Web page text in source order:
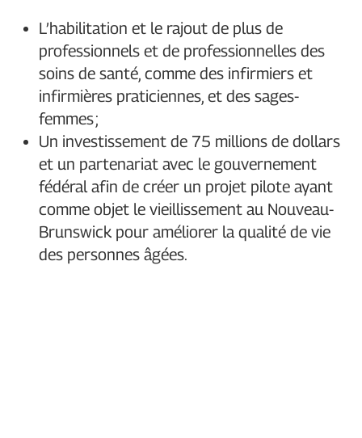
L’habilitation et le rajout de plus de
professionnels et de professionnelles des
soins de santé, comme des infirmiers et
infirmières praticiennes, et des sages-
femmes ;
Un investissement de 75 millions de dollars
et un partenariat avec le gouvernement
fédéral afin de créer un projet pilote ayant
comme objet le vieillissement au Nouveau-
Brunswick pour améliorer la qualité de vie
des personnes âgées.